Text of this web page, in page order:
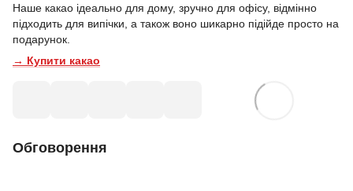
Наше какао ідеально для дому, зручно для офісу, відмінно
підходить для випічки, а також воно шикарно підійде просто на
подарунок.
→ Купити какао
Обговорення